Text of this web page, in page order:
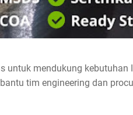
mendukung kebutuhan
tim engineering dan